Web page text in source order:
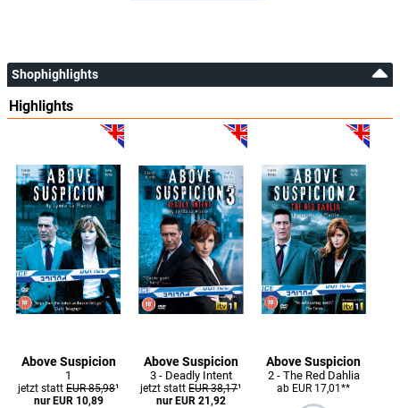
Shophighlights
Highlights
Above Suspicion
1
jetzt stattEUR 85,98¹
nur EUR 10,89
Above Suspicion
3 - Deadly Intent
jetzt stattEUR 38,17¹
nur EUR 21,92
Above Suspicion
2 - The Red Dahlia
ab EUR 17,01**